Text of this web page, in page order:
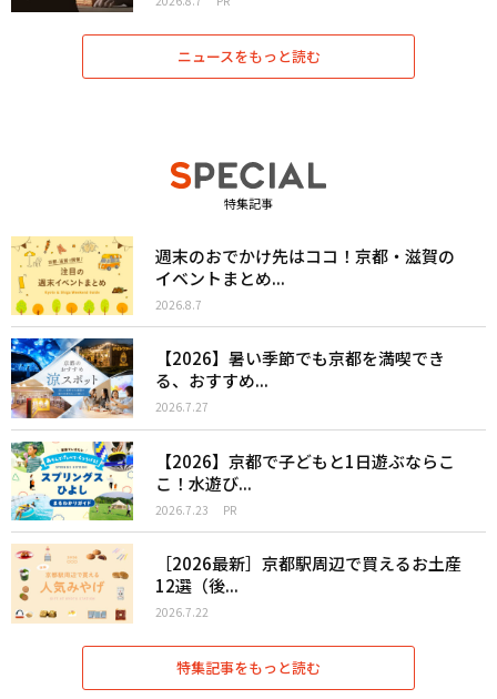
ニュースをもっと読む
特集記事
週末のおでかけ先はココ！京都・滋賀の
イベントまとめ...
2026.8.7
【2026】暑い季節でも京都を満喫でき
る、おすすめ...
2026.7.27
【2026】京都で子どもと1日遊ぶならこ
こ！水遊び...
2026.7.23 PR
［2026最新］京都駅周辺で買えるお土産
12選（後...
2026.7.22
特集記事をもっと読む